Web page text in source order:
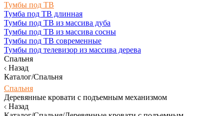
Тумбы под ТВ
Тумба под ТВ длинная
Тумбы под ТВ из массива дуба
Тумбы под ТВ из массива сосны
Тумбы под ТВ современные
Тумбы под телевизор из массива дерева
Спальня
Назад
Каталог/Спальня
Спальня
Деревянные кровати с подъемным механизмом
Назад